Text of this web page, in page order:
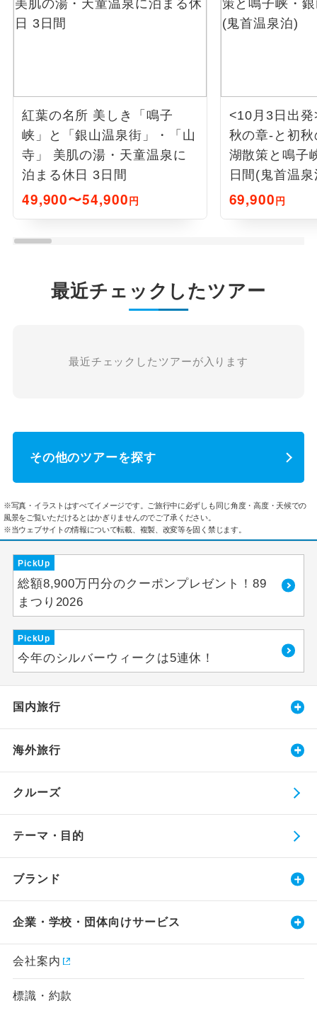
紅葉の名所 美しき「鳴子
峡」と「銀山温泉街」・「山
寺」 美肌の湯・天童温泉に
泊まる休日 3日間
49,900〜54,900円
<10月3日出
秋の章-と初
湖散策と鳴子
日間(鬼首温
69,900円
最近チェックしたツアー
最近チェックしたツアーが入ります
その他のツアーを探す
※写真・イラストはすべてイメージです。ご旅行中に必ずしも同じ角度・高度・天候での
風景をご覧いただけるとはかぎりませんのでご了承ください。
※当ウェブサイトの情報について転載、複製、改変等を固く禁じます。
PickUp
総額8,900万円分のクーポンプレゼント！89
まつり2026
PickUp
今年のシルバーウィークは5連休！
国内旅行
海外旅行
クルーズ
テーマ・目的
ブランド
企業・学校・団体向けサービス
会社案内
標識・約款